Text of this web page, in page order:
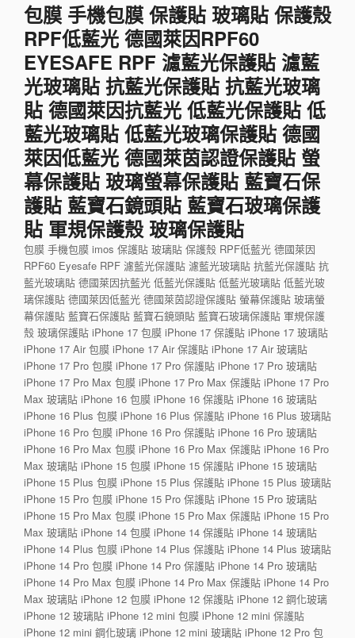
包膜 手機包膜 保護貼 玻璃貼 保護殼
RPF低藍光 德國萊因RPF60
EYESAFE RPF 濾藍光保護貼 濾藍
光玻璃貼 抗藍光保護貼 抗藍光玻璃
貼 德國萊因抗藍光 低藍光保護貼 低
藍光玻璃貼 低藍光玻璃保護貼 德國
萊因低藍光 德國萊茵認證保護貼 螢
幕保護貼 玻璃螢幕保護貼 藍寶石保
護貼 藍寶石鏡頭貼 藍寶石玻璃保護
貼 軍規保護殼 玻璃保護貼
包膜 手機包膜 imos 保護貼 玻璃貼 保護殼 RPF低藍光 德國萊因
RPF60 Eyesafe RPF 濾藍光保護貼 濾藍光玻璃貼 抗藍光保護貼 抗
藍光玻璃貼 德國萊因抗藍光 低藍光保護貼 低藍光玻璃貼 低藍光玻
璃保護貼 德國萊因低藍光 德國萊茵認證保護貼 螢幕保護貼 玻璃螢
幕保護貼 藍寶石保護貼 藍寶石鏡頭貼 藍寶石玻璃保護貼 軍規保護
殼 玻璃保護貼 iPhone 17 包膜 iPhone 17 保護貼 iPhone 17 玻璃貼
iPhone 17 Air 包膜 iPhone 17 Air 保護貼 iPhone 17 Air 玻璃貼
iPhone 17 Pro 包膜 iPhone 17 Pro 保護貼 iPhone 17 Pro 玻璃貼
iPhone 17 Pro Max 包膜 iPhone 17 Pro Max 保護貼 iPhone 17 Pro
Max 玻璃貼 iPhone 16 包膜 iPhone 16 保護貼 iPhone 16 玻璃貼
iPhone 16 Plus 包膜 iPhone 16 Plus 保護貼 iPhone 16 Plus 玻璃貼
iPhone 16 Pro 包膜 iPhone 16 Pro 保護貼 iPhone 16 Pro 玻璃貼
iPhone 16 Pro Max 包膜 iPhone 16 Pro Max 保護貼 iPhone 16 Pro
Max 玻璃貼 iPhone 15 包膜 iPhone 15 保護貼 iPhone 15 玻璃貼
iPhone 15 Plus 包膜 iPhone 15 Plus 保護貼 iPhone 15 Plus 玻璃貼
iPhone 15 Pro 包膜 iPhone 15 Pro 保護貼 iPhone 15 Pro 玻璃貼
iPhone 15 Pro Max 包膜 iPhone 15 Pro Max 保護貼 iPhone 15 Pro
Max 玻璃貼 iPhone 14 包膜 iPhone 14 保護貼 iPhone 14 玻璃貼
iPhone 14 Plus 包膜 iPhone 14 Plus 保護貼 iPhone 14 Plus 玻璃貼
iPhone 14 Pro 包膜 iPhone 14 Pro 保護貼 iPhone 14 Pro 玻璃貼
iPhone 14 Pro Max 包膜 iPhone 14 Pro Max 保護貼 iPhone 14 Pro
Max 玻璃貼 iPhone 12 包膜 iPhone 12 保護貼 iPhone 12 鋼化玻璃
iPhone 12 玻璃貼 iPhone 12 mini 包膜 iPhone 12 mini 保護貼
iPhone 12 mini 鋼化玻璃 iPhone 12 mini 玻璃貼 iPhone 12 Pro 包